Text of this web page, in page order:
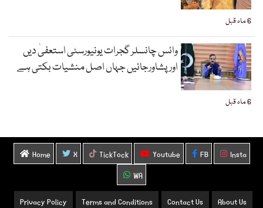
6 ماہ قبل
6 ماہ قبل
وائس چانسلر گجرات یونیورسٹی استعفیٰ دیں
اورپشاورجائیں جہاں اصل منشیات بکتی ہے
Home X TickTock Youtube FB
Insta
WA
About Us
Contact Us
Terms and Conditions
Privacy Policy